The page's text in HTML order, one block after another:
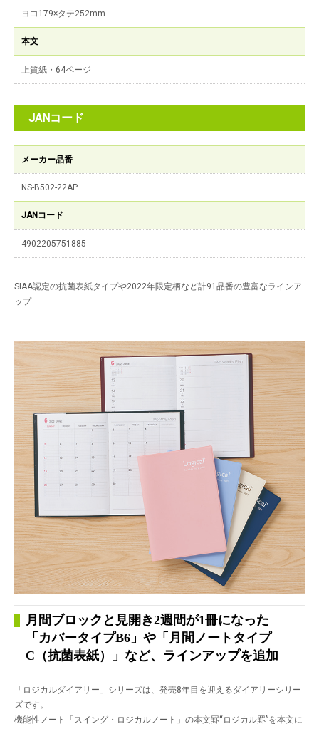
ヨコ179×タテ252mm
本文
上質紙・64ページ
JANコード
メーカー品番
NS-B502-22AP
JANコード
4902205751885
SIAA認定の抗菌表紙タイプや2022年限定柄など計91品番の豊富なラインア
ップ
月間ブロックと見開き2週間が1冊になった
「カバータイプB6」や「月間ノートタイプ
C（抗菌表紙）」など、ラインアップを追加
「ロジカルダイアリー」シリーズは、発売8年目を迎えるダイアリーシリー
ズです。
機能性ノート「スイング・ロジカルノート」の本文罫“ロジカル罫”を本文に